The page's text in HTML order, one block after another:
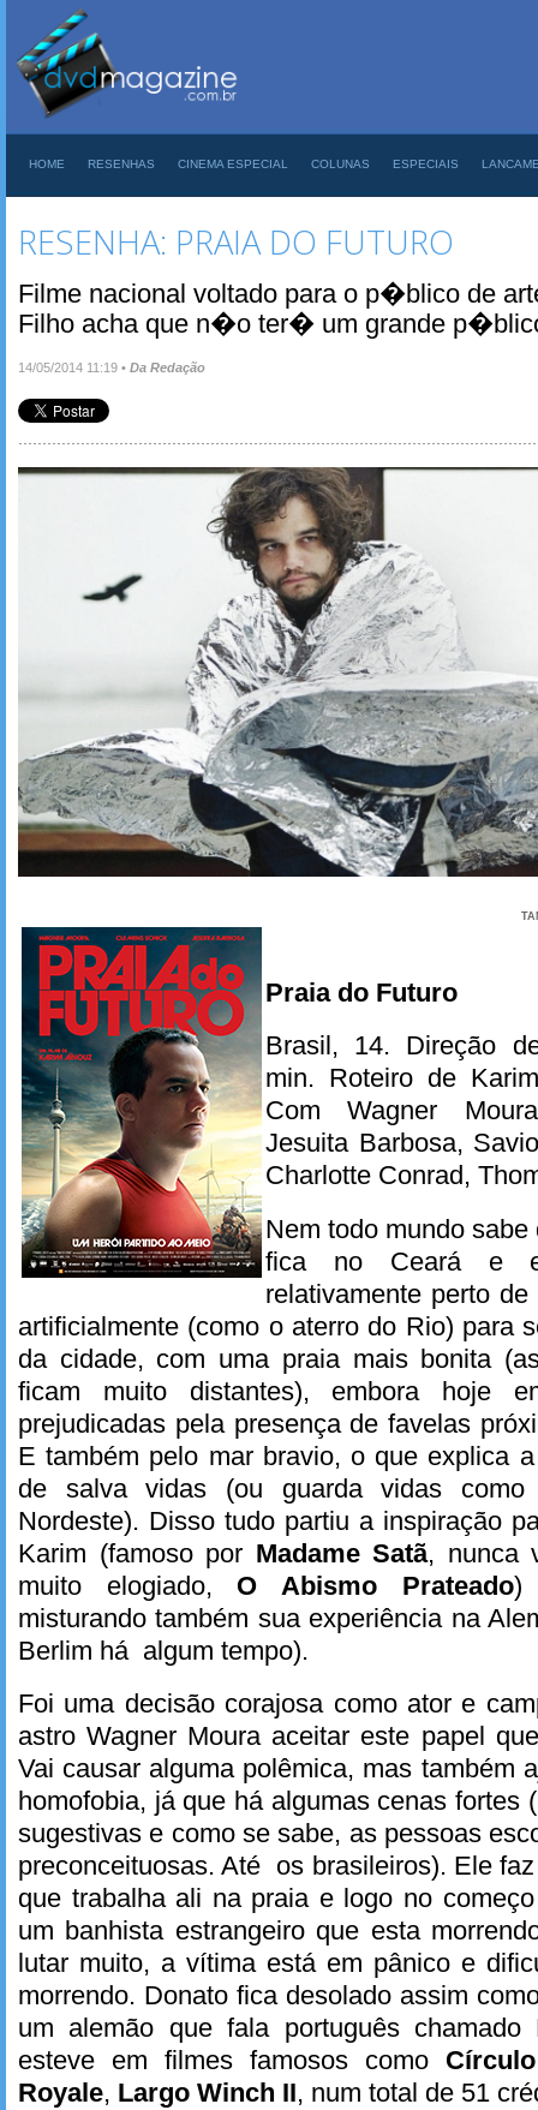
HOME RESENHAS CINEMA ESPECIAL COLUNAS ESPECIAIS
RESENHA: PRAIA DO FUTURO
Filme nacional voltado para o p�blico de
Filho acha que n�o ter� um grande
14/05/2014 11:19 • Da Redação
Praia do Futuro
Brasil, 14. Direção
min. Roteiro de
Com Wagner
Jesuita Barbosa,
Charlotte Conrad,
Nem todo mundo
fica no Ceará e
relativamente perto
artificialmente (como o aterro do Rio) para
da cidade, com uma praia mais bonita
ficam muito distantes), embora hoje
prejudicadas pela presença de favelas
E também pelo mar bravio, o que explica
de salva vidas (ou guarda vidas como
Nordeste). Disso tudo partiu a inspiração
Karim (famoso por Madame Satã, nunca
muito elogiado, O Abismo Prateado)
misturando também sua experiência na
Berlim há algum tempo).
Foi uma decisão corajosa como ator e
astro Wagner Moura aceitar este papel
Vai causar alguma polêmica, mas também
homofobia, já que há algumas cenas fortes
sugestivas e como se sabe, as pessoas
preconceituosas. Até os brasileiros). Ele
que trabalha ali na praia e logo no
um banhista estrangeiro que esta
lutar muito, a vítima está em pânico e
morrendo. Donato fica desolado assim
um alemão que fala português chamado
esteve em filmes famosos como
Royale, Largo Winch II, num total de 51